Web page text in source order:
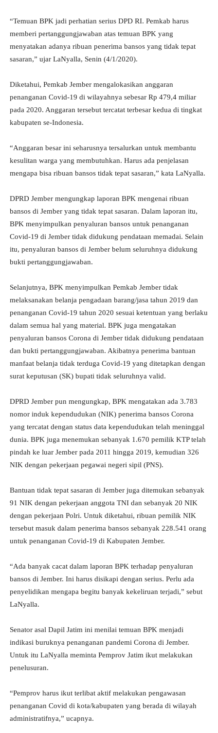
“Temuan BPK jadi perhatian serius DPD RI. Pemkab harus
memberi pertanggungjawaban atas temuan BPK yang
menyatakan adanya ribuan penerima bansos yang tidak tepat
sasaran,” ujar LaNyalla, Senin (4/1/2020).
Diketahui, Pemkab Jember mengalokasikan anggaran
penanganan Covid-19 di wilayahnya sebesar Rp 479,4 miliar
pada 2020. Anggaran tersebut tercatat terbesar kedua di tingkat
kabupaten se-Indonesia.
“Anggaran besar ini seharusnya tersalurkan untuk membantu
kesulitan warga yang membutuhkan. Harus ada penjelasan
mengapa bisa ribuan bansos tidak tepat sasaran,” kata LaNyalla.
DPRD Jember mengungkap laporan BPK mengenai ribuan
bansos di Jember yang tidak tepat sasaran. Dalam laporan itu,
BPK menyimpulkan penyaluran bansos untuk penanganan
Covid-19 di Jember tidak didukung pendataan memadai. Selain
itu, penyaluran bansos di Jember belum seluruhnya didukung
bukti pertanggungjawaban.
Selanjutnya, BPK menyimpulkan Pemkab Jember tidak
melaksanakan belanja pengadaan barang/jasa tahun 2019 dan
penanganan Covid-19 tahun 2020 sesuai ketentuan yang berlaku
dalam semua hal yang material. BPK juga mengatakan
penyaluran bansos Corona di Jember tidak didukung pendataan
dan bukti pertanggungjawaban. Akibatnya penerima bantuan
manfaat belanja tidak terduga Covid-19 yang ditetapkan dengan
surat keputusan (SK) bupati tidak seluruhnya valid.
DPRD Jember pun mengungkap, BPK mengatakan ada 3.783
nomor induk kependudukan (NIK) penerima bansos Corona
yang tercatat dengan status data kependudukan telah meninggal
dunia. BPK juga menemukan sebanyak 1.670 pemilik KTP telah
pindah ke luar Jember pada 2011 hingga 2019, kemudian 326
NIK dengan pekerjaan pegawai negeri sipil (PNS).
Bantuan tidak tepat sasaran di Jember juga ditemukan sebanyak
91 NIK dengan pekerjaan anggota TNI dan sebanyak 20 NIK
dengan pekerjaan Polri. Untuk diketahui, ribuan pemilik NIK
tersebut masuk dalam penerima bansos sebanyak 228.541 orang
untuk penanganan Covid-19 di Kabupaten Jember.
“Ada banyak cacat dalam laporan BPK terhadap penyaluran
bansos di Jember. Ini harus disikapi dengan serius. Perlu ada
penyelidikan mengapa begitu banyak kekeliruan terjadi,” sebut
LaNyalla.
Senator asal Dapil Jatim ini menilai temuan BPK menjadi
indikasi buruknya penanganan pandemi Corona di Jember.
Untuk itu LaNyalla meminta Pemprov Jatim ikut melakukan
penelusuran.
“Pemprov harus ikut terlibat aktif melakukan pengawasan
penanganan Covid di kota/kabupaten yang berada di wilayah
administratifnya,” ucapnya.